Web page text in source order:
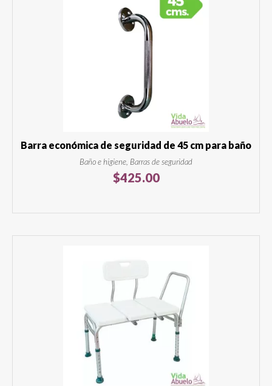
Barra económica de seguridad de 45 cm para baño
Baño e higiene, Barras de seguridad
$425.00